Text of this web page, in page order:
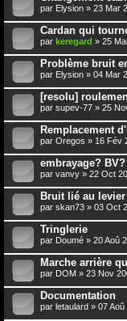
par Elysion » 23 Mar
Cardan qui
par keregard » 25
Problème bruit
par Elysion » 04 Mar
[resolu]
par supev-77 » 25
Remplacement
par Oregos » 16 Fév
embrayage?
par vanvy » 22 Oct
Bruit lié au levier
par skan73 » 03 Oct
Tringlerie
par Doumé » 20 Aoû
Marche arrière
par DOM » 23 Nov
Documentation
par letaulard » 07 Aoû